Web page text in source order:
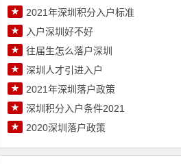
★ 2021年深圳积分入户标准
★ 入户深圳好不好
★ 往届生怎么落户深圳
★ 深圳人才引进入户
★ 2021年深圳落户政策
★ 深圳积分入户条件2021
★ 2020深圳落户政策